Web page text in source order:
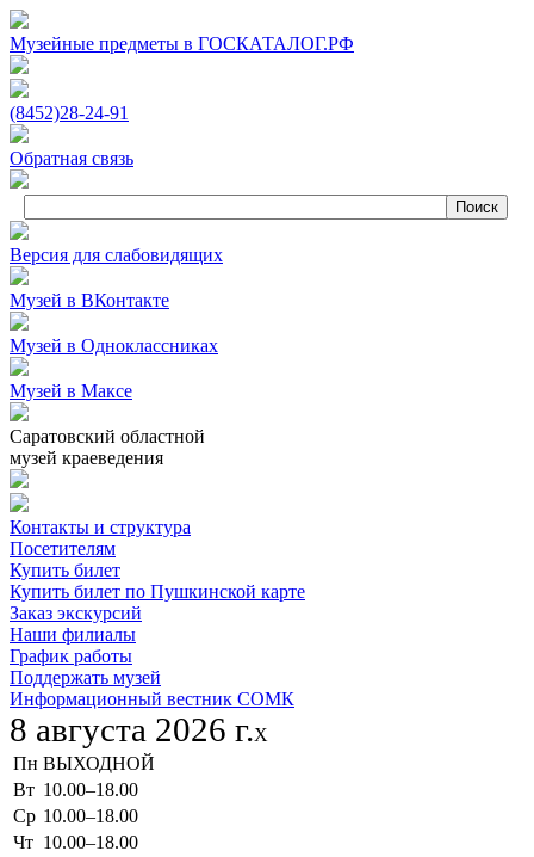
Музейные предметы в ГОСКАТАЛОГ.РФ
(8452)28‑24‑91
Обратная связь
Версия для слабовидящих
Музей в ВКонтакте
Музей в Одноклассниках
Музей в Максе
Саратовский областной
музей краеведения
Контакты и структура
Посетителям
Купить билет
Купить билет по Пушкинской карте
Заказ экскурсий
Наши филиалы
График работы
Поддержать музей
Информационный вестник СОМК
8 августа 2026 г.X
Пн ВЫХОДНОЙ
Вт 10.00–18.00
Ср 10.00–18.00
Чт 10.00–18.00